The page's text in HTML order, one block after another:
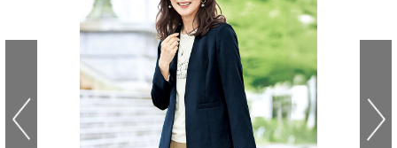
キッチン・雑貨・日用品
家具・収納
寝具・ベッド
カーテン・ラグ・ファブリック
美容・健康通販すべて
美容・健康・サプリメント
制服・スクール
制服・スクールすべて
制服・学生服
大きいサイズ
大きいサイズ通販すべて
バーゲン
寝具・ベッド
カーテン・ラグ・ファブリック
美容・健康・サプリメント
制服・スクールすべて
制服・学生服
ジュニア・ティーンズ下着
大きいサイズ
大きいサイズ通販すべて
大きいサイズ レディース服
バーゲンセール
詳細検索